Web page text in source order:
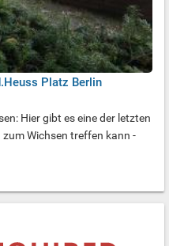
Platz Berlin
Hier gibt es eine der letzten
Wichsen treffen kann -